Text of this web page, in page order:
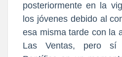
posteriormente en la
los jóvenes debido al
esa misma tarde con la
Las Ventas, pero sí